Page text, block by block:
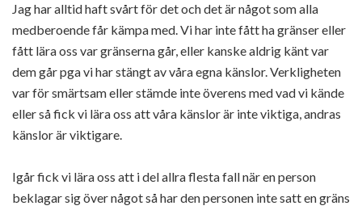
Jag har alltid haft svårt för det och det är något som alla
medberoende får kämpa med. Vi har inte fått ha gränser eller
fått lära oss var gränserna går, eller kanske aldrig känt var
dem går pga vi har stängt av våra egna känslor. Verkligheten
var för smärtsam eller stämde inte överens med vad vi kände
eller så fick vi lära oss att våra känslor är inte viktiga, andras
känslor är viktigare.
Igår fick vi lära oss att i del allra flesta fall när en person
beklagar sig över något så har den personen inte satt en gräns